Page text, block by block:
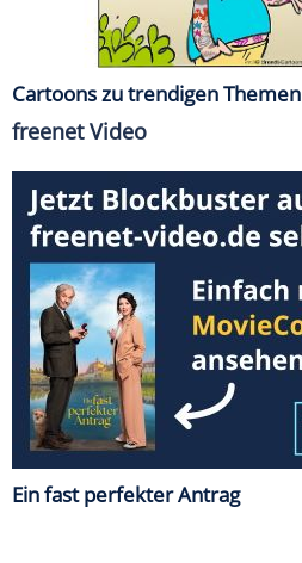
Cartoons zu trendigen Themen
freenet Video
Ein fast perfekter Antrag